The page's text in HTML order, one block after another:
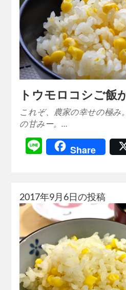
トウモロコシご飯
これぞ、農家の幸せの極み
の甘みー。…
LineShare
2017年9月6日の投稿